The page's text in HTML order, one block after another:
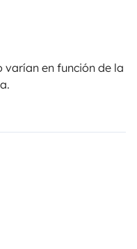
en función de la